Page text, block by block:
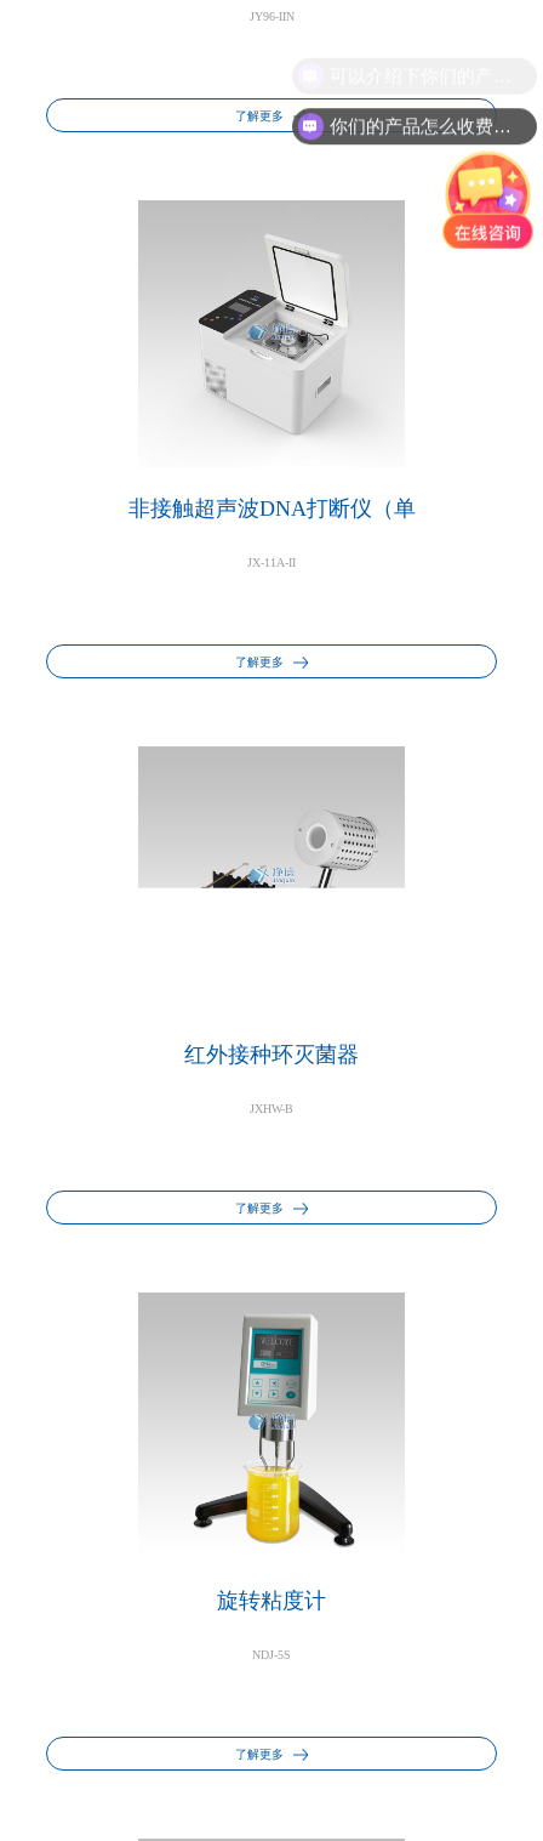
JY96-IIN
了解更多
非接触超声波DNA打断仪（单
JX-11A-II
了解更多
红外接种环灭菌器
JXHW-B
了解更多
旋转粘度计
NDJ-5S
了解更多
你们的产品怎么收费的呢?